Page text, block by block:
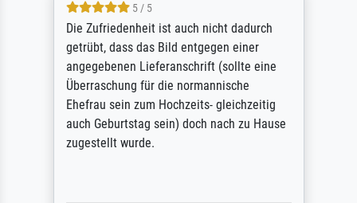
5 / 5
Die Zufriedenheit ist auch nicht dadurch
getrübt, dass das Bild entgegen einer
angegebenen Lieferanschrift (sollte eine
Überraschung für die normannische
Ehefrau sein zum Hochzeits- gleichzeitig
auch Geburtstag sein) doch nach zu Hause
zugestellt wurde.